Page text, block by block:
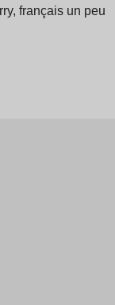
français un peu